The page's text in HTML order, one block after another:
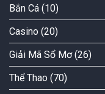
Bắn Cá (10)
Casino (20)
Giải Mã Sổ Mơ(26)
Thể Thao (70)